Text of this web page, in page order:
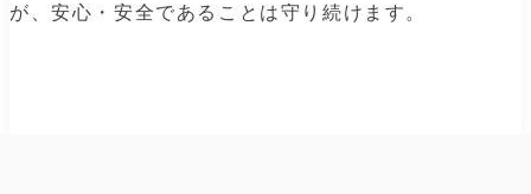
が、安心・安全であることは守り続けます。